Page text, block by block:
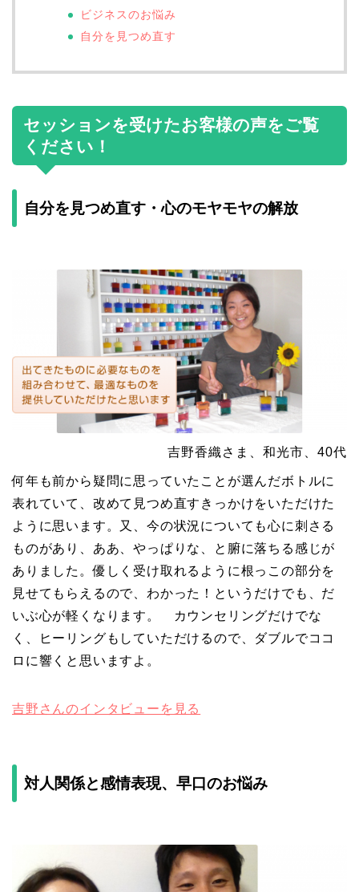
ビジネスのお悩み
自分を見つめ直す
セッションを受けたお客様の声をご覧
ください！
自分を見つめ直す・心のモヤモヤの解放
吉野香織さま、和光市、40代
何年も前から疑問に思っていたことが選んだボトルに
表れていて、改めて見つめ直すきっかけをいただけた
ように思います。又、今の状況についても心に刺さる
ものがあり、ああ、やっぱりな、と腑に落ちる感じが
ありました。優しく受け取れるように根っこの部分を
見せてもらえるので、わかった！というだけでも、だ
いぶ心が軽くなります。 カウンセリングだけでな
く、ヒーリングもしていただけるので、ダブルでココ
ロに響くと思いますよ。
吉野さんのインタビューを見る
対人関係と感情表現、早口のお悩み